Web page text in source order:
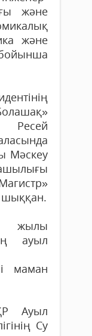
және
және
Ресей
Мәскеу
шыққан.
жылы
ауыл
маман
Ауыл
Су